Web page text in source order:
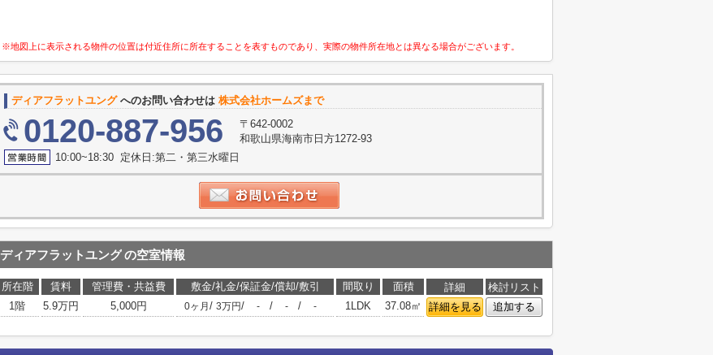
※地図上に表示される物件の位置は付近住所に所在することを表すものであり、実際の物件所在地とは異なる場合がございます。
ディアフラットユングへのお問い合わせは 株式会社ホームズまで
0120-887-956
〒642-0002
和歌山県海南市日方1272-93
10:00~18:30 定休日:第二・第三水曜日
ディアフラットユングの空室情報
所在階 賃料 管理費・共益費 敷金/礼金/保証金/償却/敷引 間取り 面積 詳細
検討リスト
1階
5.9万円 5,000円 0ヶ月 / 3万円/ - / - / - 1LDK 37.08㎡ 詳細を見る 追加する